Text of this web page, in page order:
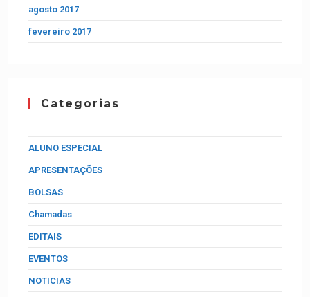
agosto 2017
fevereiro 2017
Categorias
ALUNO ESPECIAL
APRESENTAÇÕES
BOLSAS
Chamadas
EDITAIS
EVENTOS
NOTICIAS